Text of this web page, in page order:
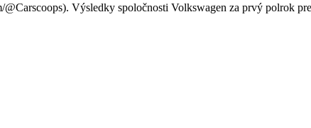
Výsledky spoločnosti Volkswagen za prvý polrok